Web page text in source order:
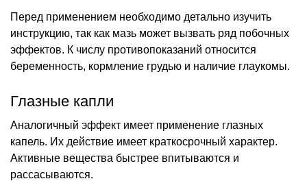
Перед применением необходимо детально изучить
инструкцию, так как мазь может вызвать ряд побочных
эффектов. К числу противопоказаний относится
беременность, кормление грудью и наличие глаукомы.
Глазные капли
Аналогичный эффект имеет применение глазных
капель. Их действие имеет краткосрочный характер.
Активные вещества быстрее впитываются и
рассасываются.